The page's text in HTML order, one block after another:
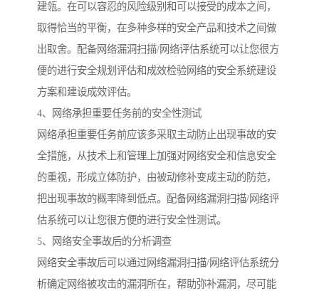
建瓴。在可以容忍的风险级别和可以接受的成本之间，
取得恰当的平衡，在多种多样的安全产品和技术之间做
出取舍。配备网络漏洞扫描/网络评估系统可以让您很方
便的进行安全规划评估和成效检验网络的安全系统建设
方案和建设成效评估。
4、网络承担重要任务前的安全性测试
网络承担重要任务前应该多采取主动防止出现事故的安
全措施，从技术上和管理上加强对网络安全和信息安全
的重视，形成立体防护，由被动修补变成主动的防范，
把出现事故的概率降到低点。配备网络漏洞扫描/网络评
估系统可以让您很方便的进行安全性测试。
5、网络安全事故后的分析调查
网络安全事故后可以通过网络漏洞扫描/网络评估系统分
析确定网络被攻击的漏洞所在，帮助弥补漏洞，尽可能